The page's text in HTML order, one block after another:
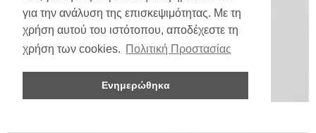
για την ανάλυση της επισκεψιμότητας. Με τη
χρήση αυτού του ιστότοπου, αποδέχεστε τη
χρήση των cookies. Πολιτική Προστασίας
Ενημερώθηκα